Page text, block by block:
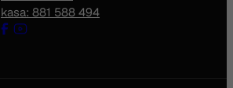
kasa: 881 588 494